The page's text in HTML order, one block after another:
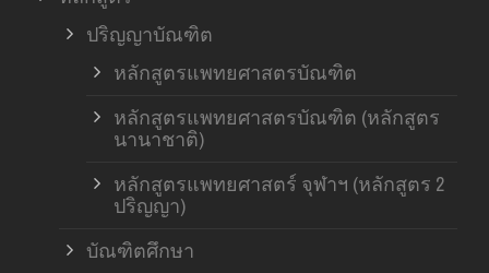
ปริญญาบัณฑิต
หลักสูตรแพทยศาสตรบัณฑิต
หลักสูตรแพทยศาสตรบัณฑิต (หลักสูตร
นานาชาติ)
หลักสูตรแพทยศาสตร์ จุฬาฯ (หลักสูตร 2
ปริญญา)
บัณฑิตศึกษา